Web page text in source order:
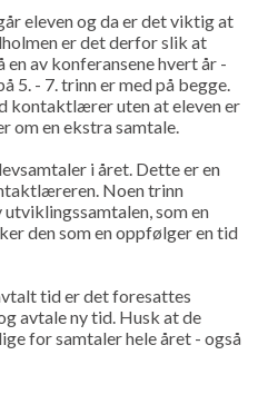
eleven og da er det viktig at
er det derfor slik at
en av konferansene hvert år -
5. - 7. trinn er med på begge.
kontaktlærer uten at eleven er
om en ekstra samtale.
i året. Dette er en
Noen trinn
som en
den som en oppfølger en tid
tid er det foresattes
avtale ny tid. Husk at de
for samtaler hele året - også